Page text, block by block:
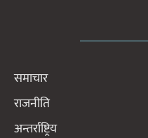
समाचार
राजनीति
अन्तर्राष्ट्रिय